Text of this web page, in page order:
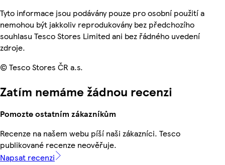
Tyto informace jsou podávány pouze pro osobní použití a
nemohou být jakkoliv reprodukovány bez předchozího
souhlasu Tesco Stores Limited ani bez řádného uvedení
zdroje.
© Tesco Stores ČR a.s.
Zatím nemáme žádnou recenzi
Pomozte ostatním zákazníkům
Recenze na našem webu píší naši zákazníci. Tesco
publikované recenze neověřuje.
Napsat recenzi